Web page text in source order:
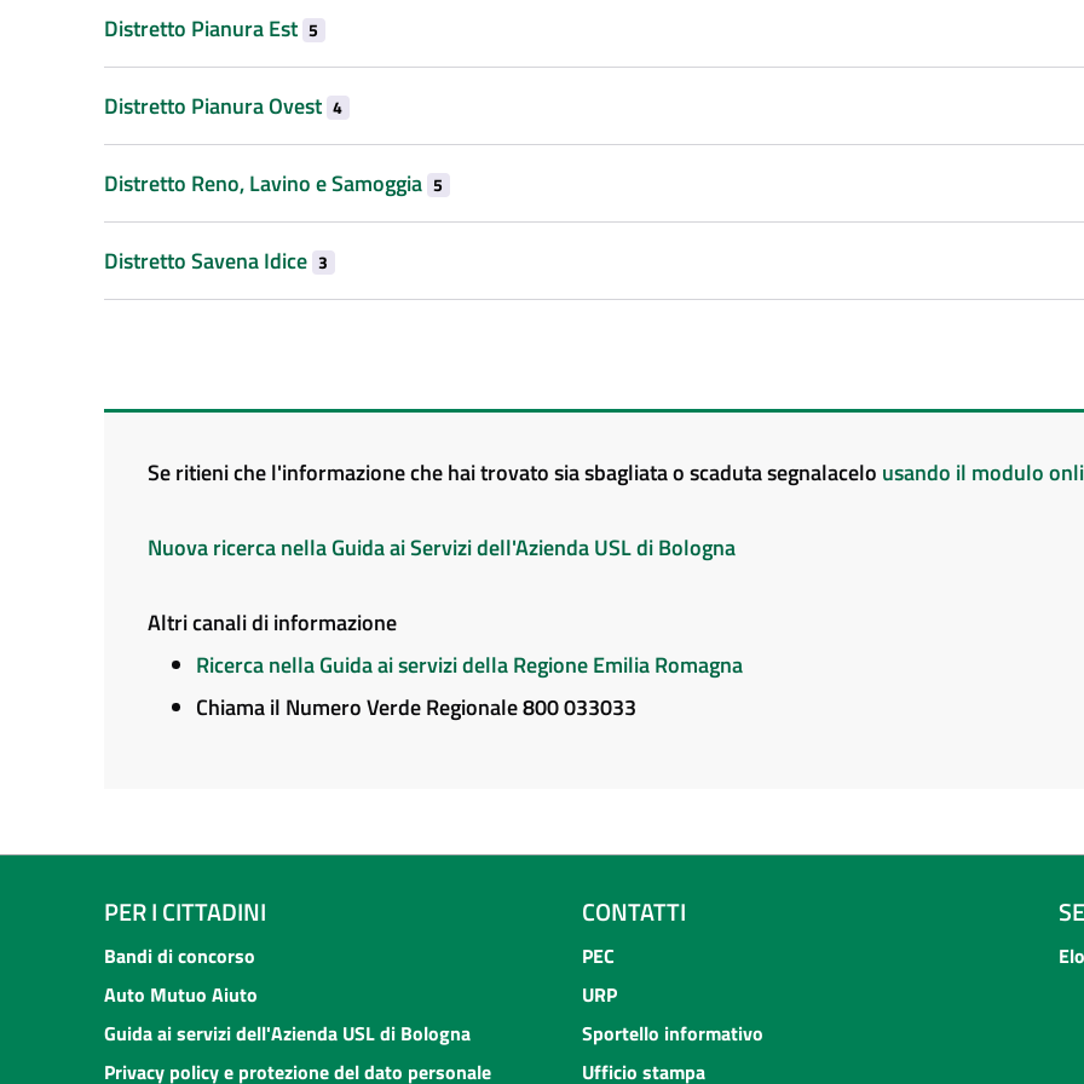
Distretto Pianura Est 5
Distretto Pianura Ovest 4
Distretto Reno, Lavino e Samoggia 5
Distretto Savena Idice 3
Se ritieni che l'informazione che hai trovato sia sbagliata o scaduta segnalacelo usando il modulo
Nuova ricerca nella Guida ai Servizi dell'Azienda USL di Bologna
Altri canali di informazione
Ricerca nella Guida ai servizi della Regione Emilia Romagna
Chiama il Numero Verde Regionale 800 033033
PER I CITTADINI
Bandi di concorso
Auto Mutuo Aiuto
Guida ai servizi dell'Azienda USL di Bologna
Privacy policy e protezione del dato personale
CONTATTI
PEC
URP
Sportello informativo
Ufficio stampa